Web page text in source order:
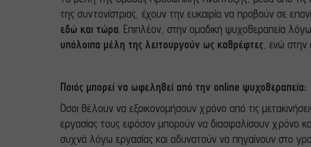
της συντονίστριας, έχουν την ευκαιρία να προβούν σε
εδώ και τώρα . Επιπλέον, στην ομαδική ψυχοθεραπεία
υπόλοιπα μέλη της λειτουργούν ως καθρέφτες , ενώ
Ποιός μπορεί να ωφεληθεί από την online ψυχοθεραπεία;
Όσοι θέλουν να εξοικονομήσουν χρόνο από τις
εργασίας τους εφόσον μπορούν να διασφαλίσουν χρόνο
συχνά λόγω εργασίας και αδυνατούν να πηγαίνουν στο